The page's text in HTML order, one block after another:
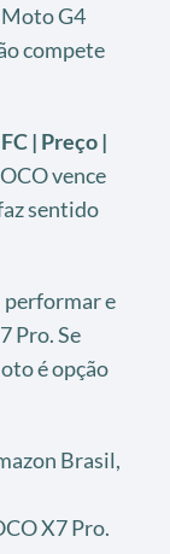
G4
compete
| Preço |
vence
sentido
performar e
Pro. Se
é opção
Brasil,
X7 Pro.